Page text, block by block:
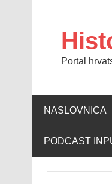
Portal
NASLOVNICA
PODCAST